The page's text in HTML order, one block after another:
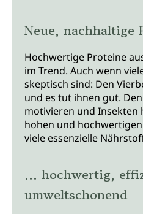
Neue, nachhaltige
Hochwertige Proteine
im Trend. Auch wenn
skeptisch sind: Den
und es tut ihnen gut.
motivieren und Insekten
hohen und
viele essenzielle
... hochwertig,
umweltschonend